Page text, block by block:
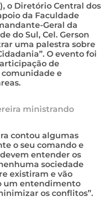
o Diretório Central dos
da Faculdade
Geral da
do Sul, Cel. Gerson
uma palestra sobre
O evento foi
de
e
ministrando
contou algumas
o seu comando e
entender os
sociedade
existiram e vão
um entendimento
os conflitos”.